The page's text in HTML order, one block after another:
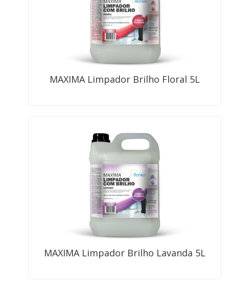
MAXIMA Limpador Brilho Floral 5L
MAXIMA Limpador Brilho Lavanda 5L